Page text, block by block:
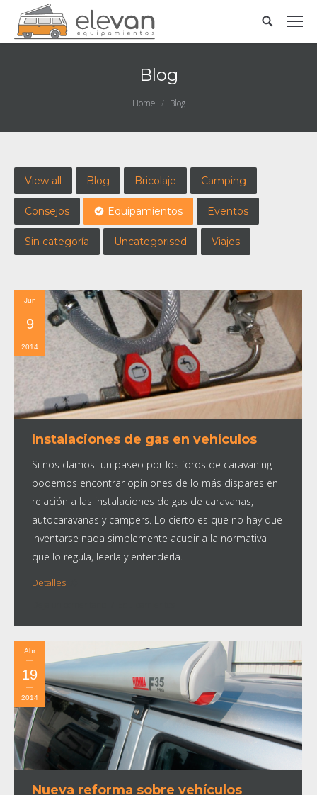
Blog
Home Blog
View all Blog Bricolaje Camping
Consejos Equipamientos Eventos
Sin categoría Uncategorised Viajes
Jun
9
2014
Instalaciones de gas en vehículos
Si nos damos un paseo por los foros de caravaning
podemos encontrar opiniones de lo más dispares en
relación a las instalaciones de gas de caravanas,
autocaravanas y campers. Lo cierto es que no hay que
inventarse nada simplemente acudir a la normativa
que lo regula, leerla y entenderla.
Detalles
Abr
19
2014
Nueva reforma sobre vehículos